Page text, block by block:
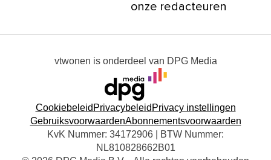
onze redacteuren
vtwonen is onderdeel van DPG Media
Cookiebeleid Privacybeleid Privacy instellingen
GebruiksvoorwaardenAbonnementsvoorwaarden
KvK Nummer: 34172906 | BTW Nummer:
NL810828662B01